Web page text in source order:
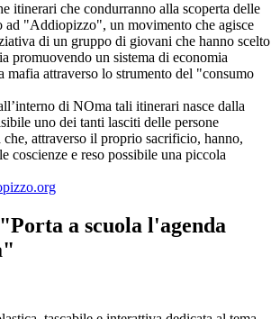
itinerari che condurranno alla scoperta delle
ad "Addiopizzo", un movimento che agisce
di un gruppo di giovani che hanno scelto
promuovendo un sistema di economia
mafia attraverso lo strumento del "consumo
di NOma tali itinerari nasce dalla
uno dei tanti lasciti delle persone
che, attraverso il proprio sacrificio, hanno,
coscienze e reso possibile una piccola
a scuola l'agenda